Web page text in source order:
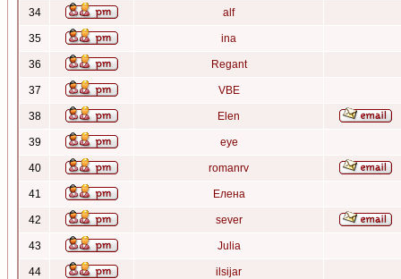
34 alf
35 ina
36 Regant
37 VBE
38 Elen
39 eye
40 romanrv
41 Елена
42 sever
43 Julia
44 ilsijar